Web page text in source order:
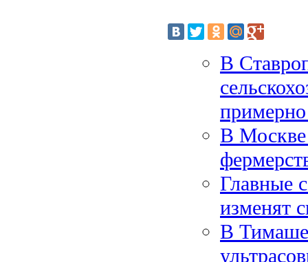
В
В Москве
Главные
изменят
В